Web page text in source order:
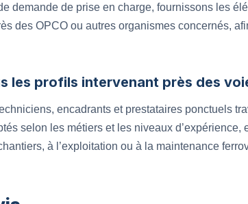
demande de prise en charge, fournissons les
des OPCO ou autres organismes concernés,
les profils intervenant près des
encadrants et prestataires ponctuels
selon les métiers et les niveaux d’expérience,
à l’exploitation ou à la maintenance